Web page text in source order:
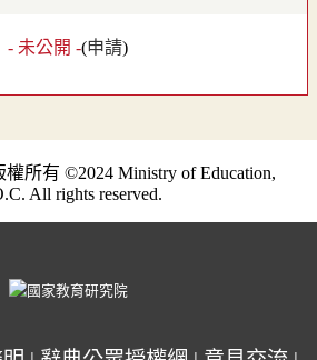
- 未公開 -(申請)
所有 ©2024 Ministry of Education,
All rights reserved.